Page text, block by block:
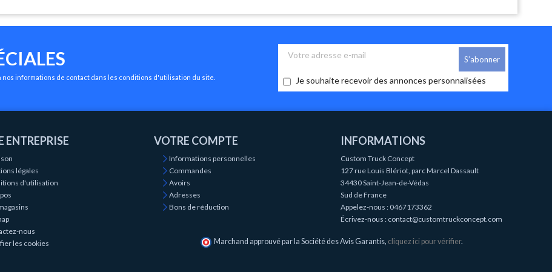
informations de contact dans les conditions d'utilisation du site. Je souhaite recevoir des annonces personnalisées
ENTREPRISE
légales
d'utilisation
nous
les cookies
VOTRE COMPTE
Informations personnelles
Commandes
Avoirs
Adresses
Bons de réduction
INFORMATIONS
Custom Truck Concept
127 rue Louis Blériot, parc Marcel Dassault
34430 Saint-Jean-de-Védas
Sud de France
Appelez-nous : 0467173362
Écrivez-nous : contact@customtruckconcept.com
Marchand approuvé par la Société des Avis Garantis, cliquez ici pour vérifier.